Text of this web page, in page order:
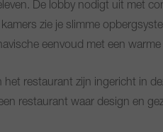
De lobby nodigt uit met
zie je slimme
eenvoud met een
het restaurant zijn ingericht in
restaurant waar design en